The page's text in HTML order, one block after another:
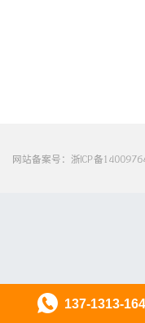
网站备案号： 浙ICP备
137-1313-